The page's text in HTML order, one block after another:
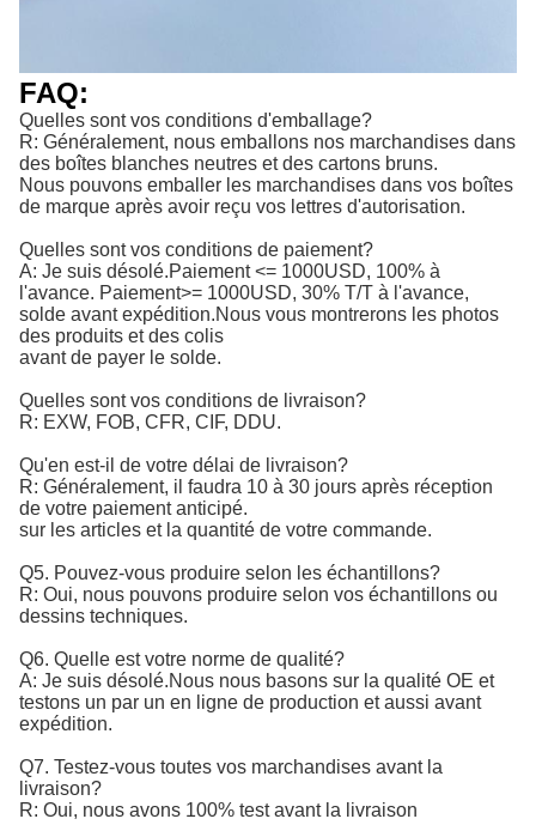
FAQ:
Quelles sont vos conditions d'emballage?
R: Généralement, nous emballons nos marchandises dans
des boîtes blanches neutres et des cartons bruns.
Nous pouvons emballer les marchandises dans vos boîtes
de marque après avoir reçu vos lettres d'autorisation.
Quelles sont vos conditions de paiement?
A: Je suis désolé.Paiement <= 1000USD, 100% à
l'avance. Paiement>= 1000USD, 30% T/T à l'avance,
solde avant expédition.Nous vous montrerons les photos
des produits et des colis
avant de payer le solde.
Quelles sont vos conditions de livraison?
R: EXW, FOB, CFR, CIF, DDU.
Qu'en est-il de votre délai de livraison?
R: Généralement, il faudra 10 à 30 jours après réception
de votre paiement anticipé.
sur les articles et la quantité de votre commande.
Q5. Pouvez-vous produire selon les échantillons?
R: Oui, nous pouvons produire selon vos échantillons ou
dessins techniques.
Q6. Quelle est votre norme de qualité?
A: Je suis désolé.Nous nous basons sur la qualité OE et
testons un par un en ligne de production et aussi avant
expédition.
Q7. Testez-vous toutes vos marchandises avant la
livraison?
R: Oui, nous avons 100% test avant la livraison